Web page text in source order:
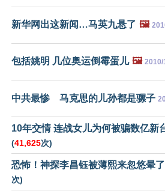
新华网出这新闻…马英九悬了 🖼️
包括姚明 几位奥运倒霉蛋儿 🖼️ 2010/
中共最惨 马克思的儿孙都是骡子
10年交情 连战女儿为何被骗数亿新
(41,625次)
恐怖！神探李昌钰被薄熙来忽悠晕了
次)